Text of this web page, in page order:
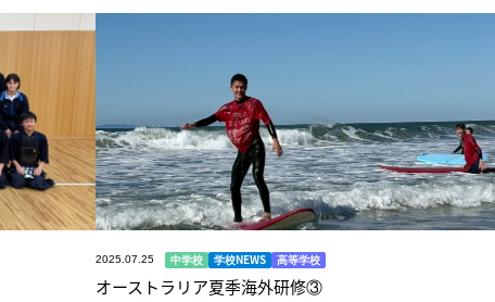
2025.07.25 中学校 学校NEWS 高等学校
オーストラリア夏季海外研修③